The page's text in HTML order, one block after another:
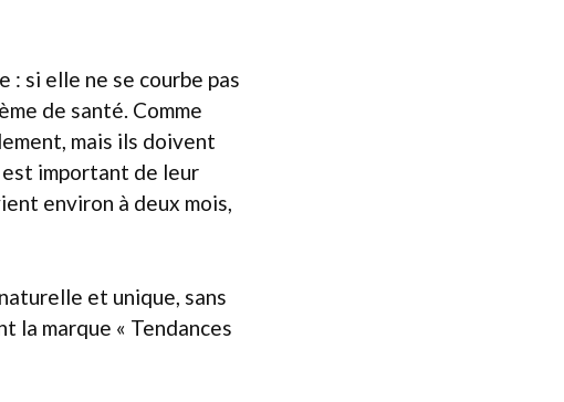
si elle ne se courbe pas
de santé. Comme
mais ils doivent
important de leur
environ à deux mois,
et unique, sans
marque « Tendances